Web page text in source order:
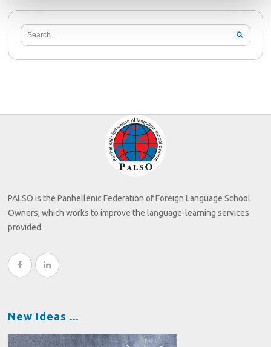
PALSO is the Panhellenic Federation of Foreign Language School
Owners, which works to improve the language-learning services
provided.
New Ideas